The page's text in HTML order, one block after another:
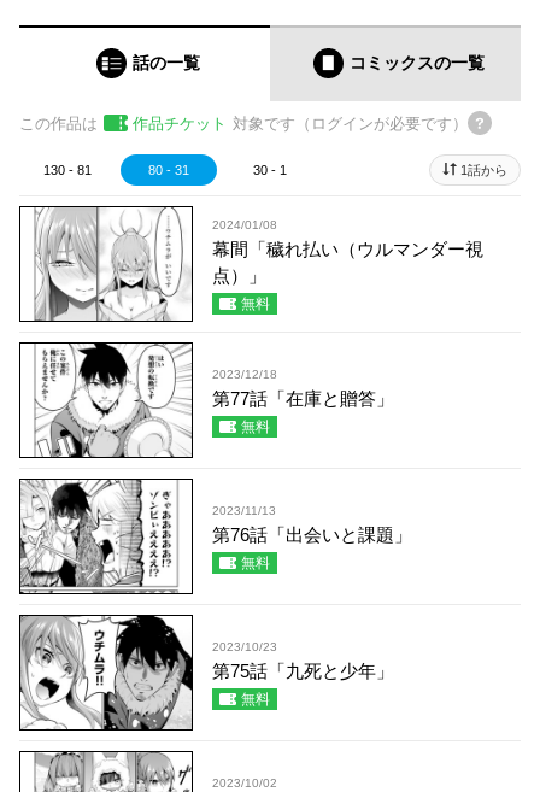
話の一覧 コミックスの一覧
この作品は 作品チケット 対象です（ログインが必要です）
130 - 81 80 - 31 30 - 1 1話から
2024/01/08
幕間「穢れ払い（ウルマンダー視
点）」
無料
2023/12/18
第77話「在庫と贈答」
無料
2023/11/13
第76話「出会いと課題」
無料
2023/10/23
第75話「九死と少年」
無料
2023/10/02